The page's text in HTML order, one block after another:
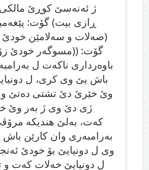
ژ ئه‌نه‌سێ كوڕێ
ڕازی بیت) گۆت:
(صەلات و سەلامێن
گۆت: ((مسوگه‌ر خودێ
باوه‌رداری ناكه‌ت ل
باش یێ وی كری، ل
وێ خێرێ دێ تشتی ده‌تێ و
ژی دێ وی ژ به‌ر وێ
كه‌ت، به‌لێ هندیكه‌
به‌رامبه‌ری وان كارێن
وی ل دونیایێ بۆ خودێ
ل دونیایێ خه‌لات كه‌ت